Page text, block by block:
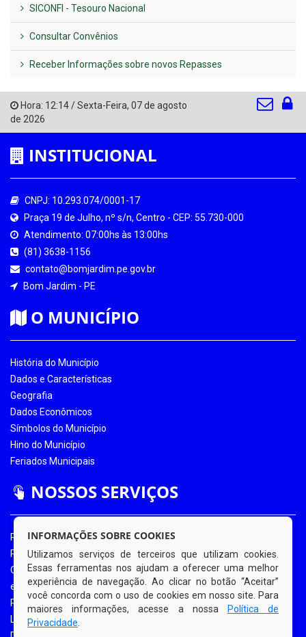
SICONFI - Tesouro Nacional
Consultar Convênios
Receber Informações sobre novos Repasses
Hora: 12:14/Sexta-Feira, 07 de agosto
de 2026
INSTITUCIONAL
CNPJ: 10.293.074/0001-17
Praça 19 de Julho, nº s/n, Centro - CEP: 55.730-000
Atendimento: 07:00hs às 13:00hs
(81) 3638-1156
contato@bomjardim.pe.gov.br
Bom Jardim - PE
O MUNICÍPIO
História do Município
Dados e Características
Geografia
Dados Econômicos
Símbolos do Município
Hino do Município
Feriados Municipais
NOSSOS SERVIÇOS
Portal da Transparência
Portal da Transparência COVID-19
Ouvidoria Eletrônica
e-SIC
Processos de Licitação
Licitações em Andamento
INFORMAÇÕES SOBRE COOKIES
Utilizamos serviços de terceiros que utilizam cookies.
Essas ferramentas nos ajudam a oferecer uma melhor
experiência de navegação. Ao clicar no botão “Aceitar”
você concorda com o uso de cookies em nosso site. Para
maiores informações, acesse a nossa
Política de
Privacidade